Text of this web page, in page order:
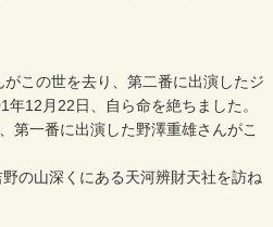
この世を去り、第二番に出演したジ
12月22日、自ら命を絶ちました。
第一番に出演した野澤重雄さんがこ
の山深くにある天河辨財天社を訪ね